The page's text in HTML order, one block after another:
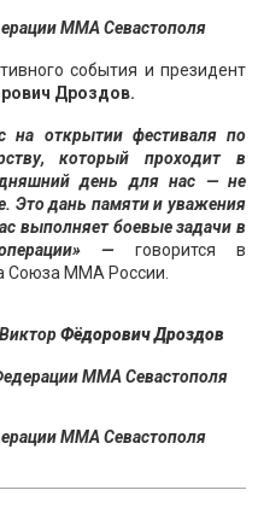
ММА Севастополя
события и президент
Дроздов.
на открытии фестиваля по
который проходит в
день для нас — не
Это дань памяти и уважения
выполняет боевые задачи в
—говорится в
Союза ММА России.
Фёдорович Дроздов
ММА Севастополя
ММА Севастополя